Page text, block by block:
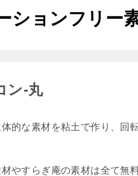
ションフリー
ン-丸
的な素材を粘土で作り、回
やすらぎ庵の素材は全て無